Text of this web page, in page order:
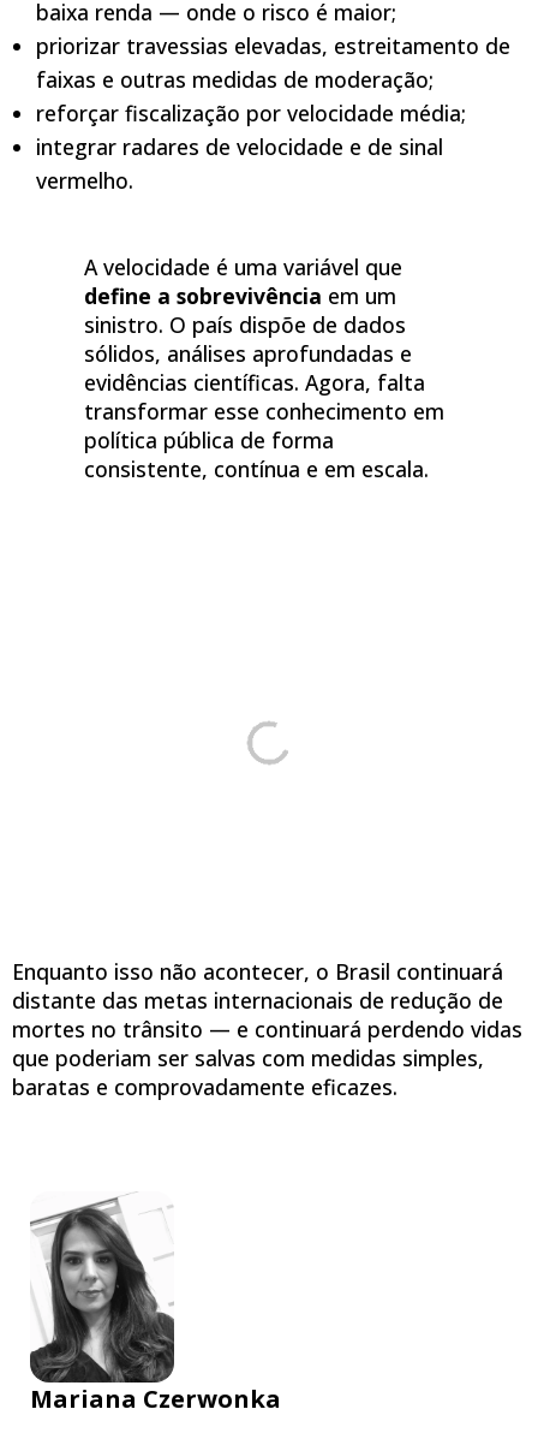
baixa renda — onde o risco é maior;
priorizar travessias elevadas, estreitamento de
faixas e outras medidas de moderação;
reforçar fiscalização por velocidade média;
integrar radares de velocidade e de sinal
vermelho.
A velocidade é uma variável que
define a sobrevivência em um
sinistro. O país dispõe de dados
sólidos, análises aprofundadas e
evidências científicas. Agora, falta
transformar esse conhecimento em
política pública de forma
consistente, contínua e em escala.
Enquanto isso não acontecer, o Brasil continuará
distante das metas internacionais de redução de
mortes no trânsito — e continuará perdendo vidas
que poderiam ser salvas com medidas simples,
baratas e comprovadamente eficazes.
Mariana Czerwonka